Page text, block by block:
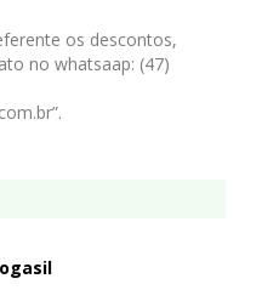
os descontos,
no whatsaap: (47)